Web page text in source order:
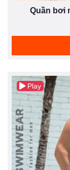
Quần bơi
Play